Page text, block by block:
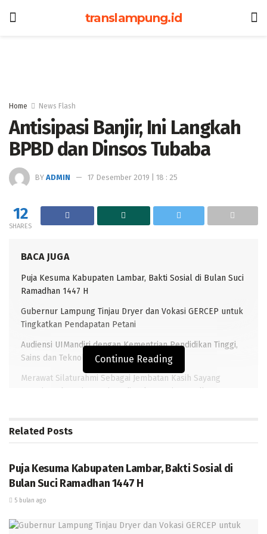
translampung.id
Home News Flash
Antisipasi Banjir, Ini Langkah
BPBD dan Dinsos Tubaba
BY ADMIN 17 Desember 2019 | 18 : 25
12
SHARES
BACA JUGA
Puja Kesuma Kabupaten Lambar, Bakti Sosial di Bulan Suci
Ramadhan 1447 H
Gubernur Lampung Tinjau Dryer dan Vokasi GERCEP untuk
Tingkatkan Pendapatan Petani
Audiensi UIMandiri dengan Kementrian Pendidikan Tinggi,
Sains dan Teknologi Republik Indonesia.
Merawat Silaturahmi Sebagai Jembatan Kasih Sayang
Menuju Indonesia Bersinar di Bulan Suci Ramadhan.
penghujan, Badan Penanggulangan Bencana Daerah
(BPBD) dan Dinas Sosial (Dinsos) Kabupaten Tulang
Bawang Barat (Tubaba) Lampung, akan melakukan
banjir di beberapa titik kawasan Tubaba.
Continue Reading
Related Posts
Puja Kesuma Kabupaten Lambar, Bakti Sosial di
Bulan Suci Ramadhan 1447 H
5 bulan ago